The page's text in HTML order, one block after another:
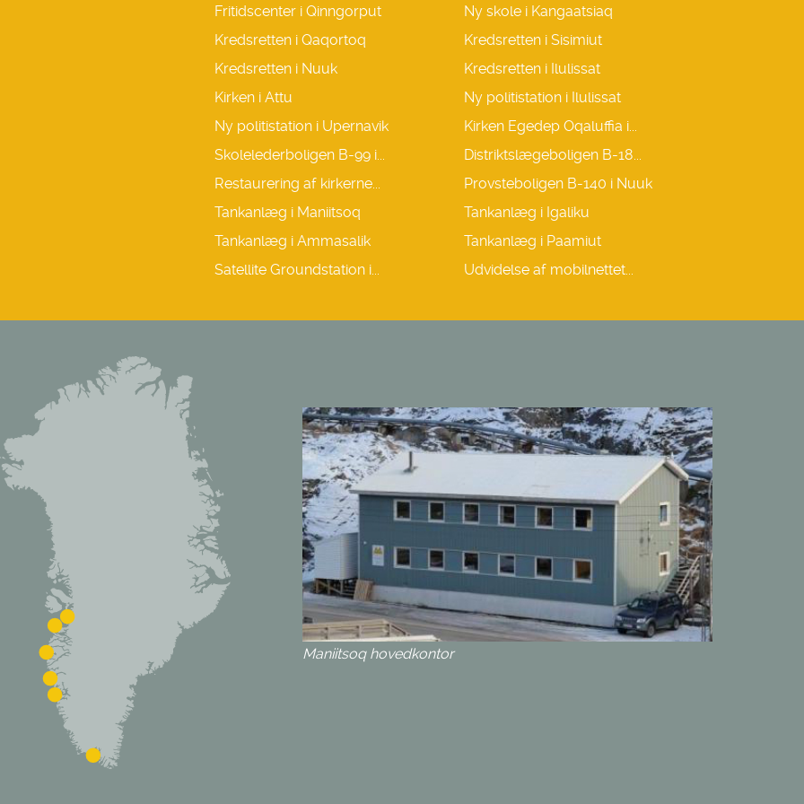
Fritidscenter i Qinngorput
Ny skole i Kangaatsiaq
Kredsretten i Qaqortoq
Kredsretten i Sisimiut
Kredsretten i Nuuk
Kredsretten i Ilulissat
Kirken i Attu
Ny politistation i Ilulissat
Ny politistation i Upernavik
Kirken Egedep Oqaluffia i...
Skolelederboligen B-99 i...
Distriktslægeboligen B-18...
Restaurering af kirkerne...
Provsteboligen B-140 i Nuuk
Tankanlæg i Maniitsoq
Tankanlæg i Igaliku
Tankanlæg i Ammasalik
Tankanlæg i Paamiut
Satellite Groundstation i...
Udvidelse af mobilnettet...
Maniitsoq hovedkontor